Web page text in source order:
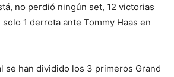
no perdió ningún set, 12 victorias
1 derrota ante Tommy Haas en
se han dividido los 3 primeros Grand